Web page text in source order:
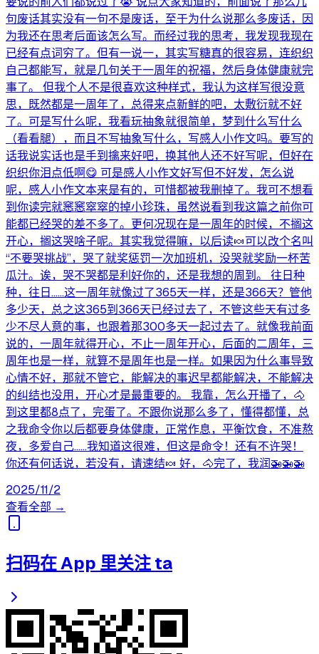
句废话其实没有一句不是废话，至于为什么说那么多废话，因
为我还在思考后面该怎么写。而经过我的思考，我发现我现在
已经有点词穷了。但有一说一，其实写糖真的很容易，连织织
自己都能写，就是几句关于一周年的祝福，然后身体健康就完
事了。 但我个人不是很喜欢这种样式，我认为这样写很没意
思，既然都是一周年了，总得来点新鲜的吧，太敷衍就不好
了。可是写什么呢，我看玩抽象就很简单，梦到什么写什么
（看看腿），而且不写抽象写什么，写感人小作文吗。要写的
话我说实话也是手到擒来好吧，换其他人还不好写呢，但好在
织织你泪点低啊😋 可是感人小作文好写但不好发，怎么说
呢，感人小作文本来是有的，可惜都被我删掉了。我可不想看
到你读完就窸窸窣窣的掉小珍珠，虽然说看到我这篇之前你可
能都已经哭的差不多了。更何况现在是一周年的时候，不搁这
开心，搁这哭啥子呢。其实我觉得嘛，以后读🍬可以改个名叫
“不要哭挑战”，哭了就奖惩罚一次加班机，没哭就奖励一杯苦
瓜汁。诶，哭不哭都是利好你的，还是我想的周到。 往日种
种，往日……这一周年就像过了365天一样，还是366天？管他
多少天，总之这365到366天已经过去了，不管这些天有过多
少不尽人意的事，也跟着那300多天一起过去了。就像我前面
说的，一周年就得开心，不止一周年开心，后面的二周年，三
周年也是一样，就算不是周年也是一样。如果因为什么事导致
心情不好，那就不管它，能解决的事迟早都能解决，不能解决
的纠结也没用，开心才是最重要的。 我靠，怎么开播了，🐴
到这里都8点了，完蛋了。不跟你说那么多了，懂得都懂，总
之我命令你以后都要身体健康，正常作息，平衡饮食，不准熬
夜，多爱自己……我知道这很难，但这是命令！还有不许哭！
你还有何话说，若没有，请速结🍬 好，🐴完了，我润🚁🚁🚁
2025/11/2
查看全部 →
扫码在 App 里关注 ta